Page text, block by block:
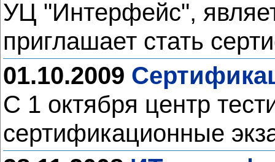
УЦ "Интерфейс",
приглашает стать
01.10.2009
C 1 октября центр
сертификационные